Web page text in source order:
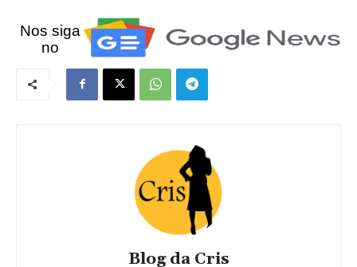
Nos siga
no
Blog da Cris